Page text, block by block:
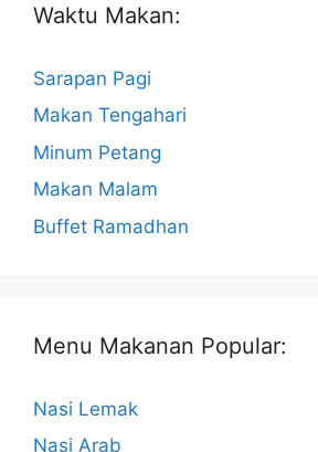
Waktu Makan:
Sarapan Pagi
Makan Tengahari
Minum Petang
Makan Malam
Buffet Ramadhan
Menu Makanan Popular:
Nasi Lemak
Nasi Arab